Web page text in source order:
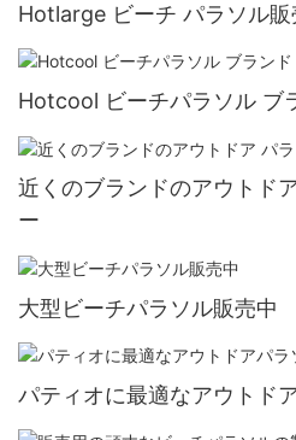
Hotlarge ビーチ パラソル販
Hotcool ビーチパラソル ブ
近くのブランドのアウトド
ー
大型ビーチパラソル販売中
パティオに最適なアウトド